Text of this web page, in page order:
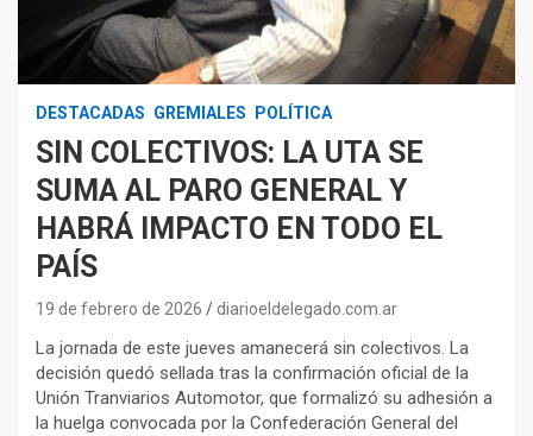
DESTACADAS GREMIALES POLÍTICA
SIN COLECTIVOS: LA UTA SE
SUMA AL PARO GENERAL Y
HABRÁ IMPACTO EN TODO EL
PAÍS
19 de febrero de 2026 diarioeldelegado.com.ar
La jornada de este jueves amanecerá sin colectivos. La
decisión quedó sellada tras la confirmación oficial de la
Unión Tranviarios Automotor, que formalizó su adhesión a
la huelga convocada por la Confederación General del